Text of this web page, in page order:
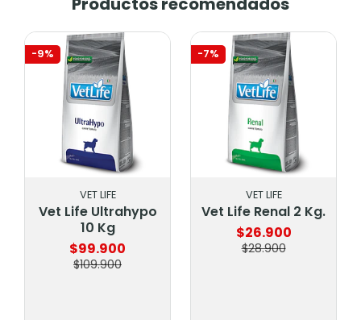
-9%
VET LIFE
Vet Life Ultrahypo
10 Kg
$99.900
$109.900
-7%
VET LIFE
Vet Life Renal 2 Kg.
$26.900
$28.900